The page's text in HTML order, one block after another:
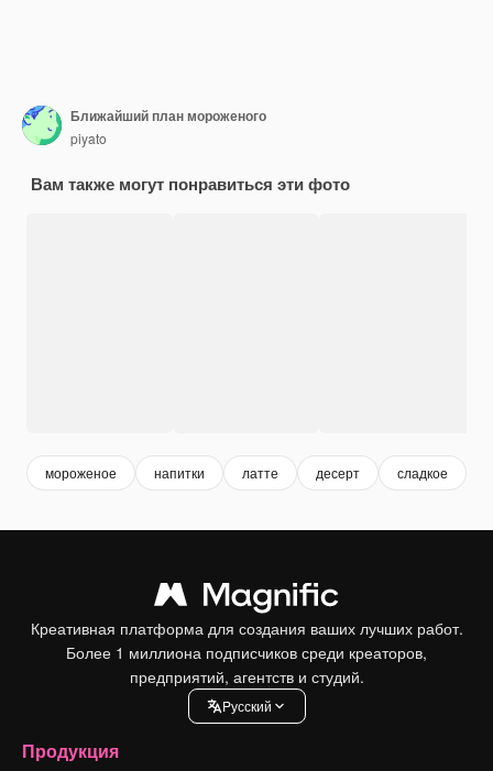
Ближайший план мороженого
piyato
Вам также могут понравиться эти фото
мороженое напитки латте десерт сладкое
Креативная платформа для создания ваших лучших работ.
Более 1 миллиона подписчиков среди креаторов,
предприятий, агентств и студий.
Pусский
Продукция